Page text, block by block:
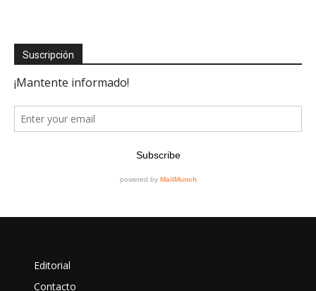
Suscripción
Editorial
Contacto